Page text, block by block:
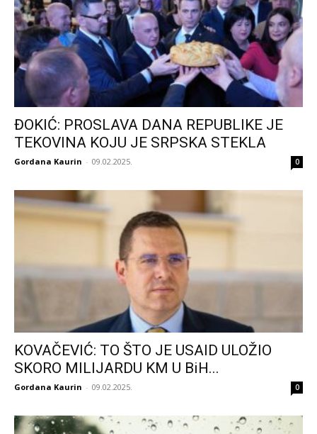
ĐOKIĆ: PROSLAVA DANA REPUBLIKE JE
TEKOVINA KOJU JE SRPSKA STEKLA
Gordana Kaurin - 09.02.2025. 0
KOVAČEVIĆ: TO ŠTO JE USAID ULOŽIO
SKORO MILIJARDU KM U BiH...
Gordana Kaurin - 09.02.2025. 0